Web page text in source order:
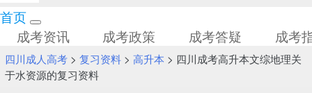
首页
成考资讯
成考政策 成考答疑 成考
四川成人高考> 复习资料> 高升本 > 四川成考高升本文综地理关
于水资源的复习资料